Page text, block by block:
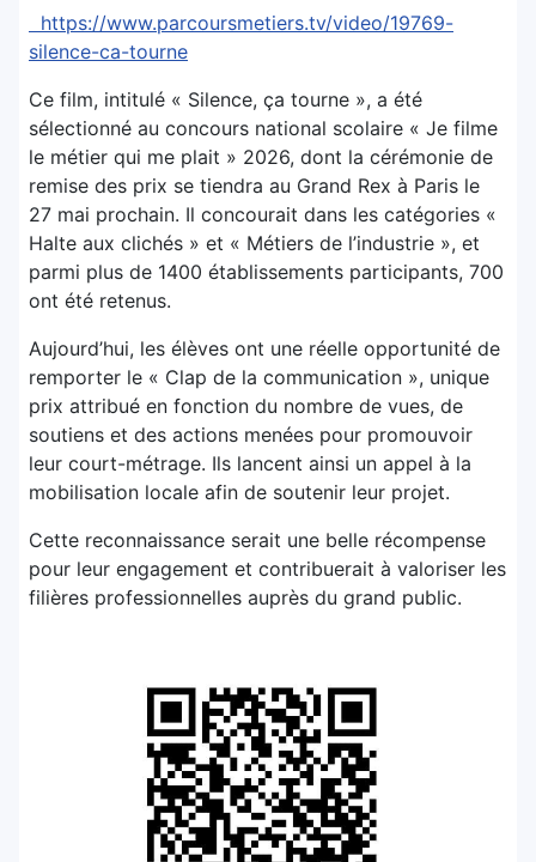
https://www.parcoursmetiers.tv/video/19769-
silence-ca-tourne
Ce film, intitulé « Silence, ça tourne », a été
sélectionné au concours national scolaire « Je filme
le métier qui me plait » 2026, dont la cérémonie de
remise des prix se tiendra au Grand Rex à Paris le
27 mai prochain. Il concourait dans les catégories «
Halte aux clichés » et « Métiers de l’industrie », et
parmi plus de 1400 établissements participants, 700
ont été retenus.
Aujourd’hui, les élèves ont une réelle opportunité de
remporter le « Clap de la communication », unique
prix attribué en fonction du nombre de vues, de
soutiens et des actions menées pour promouvoir
leur court-métrage. Ils lancent ainsi un appel à la
mobilisation locale afin de soutenir leur projet.
Cette reconnaissance serait une belle récompense
pour leur engagement et contribuerait à valoriser les
filières professionnelles auprès du grand public.